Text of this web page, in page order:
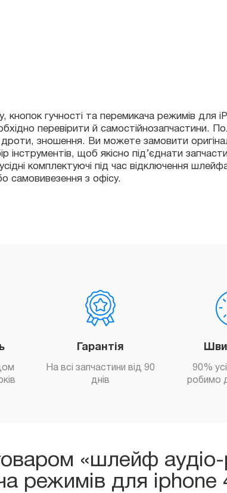
гучності та перемикача режимів для
перевірити й самостійнозапчастини.
щоб якісно під’єднати
комплектуючі під час відключення
з офісу.
Гарантія
На всі запчастини від 90
днів
90%
робимо
«шлейф аудіо-
режимів для iphone